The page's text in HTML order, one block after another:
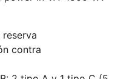
contra